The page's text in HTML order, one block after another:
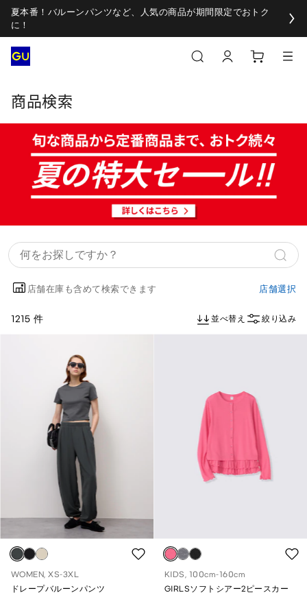
夏本番！バルーンパンツなど、人気の商品が期間限定でおトク
に！
商品検索
店舗在庫も含めて検索できます 店舗選択
1215 件 並べ替え 絞り込み
WOMEN, XS-3XL
ドレープバルーンパンツ
KIDS, 100cm-160cm
GIRLSソフトシアー2ピースカー